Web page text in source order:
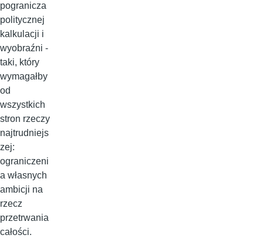
pogranicza
politycznej
kalkulacji i
wyobraźni -
taki, który
wymagałby
od
wszystkich
stron rzeczy
najtrudniejs
zej:
ograniczeni
a własnych
ambicji na
rzecz
przetrwania
całości.